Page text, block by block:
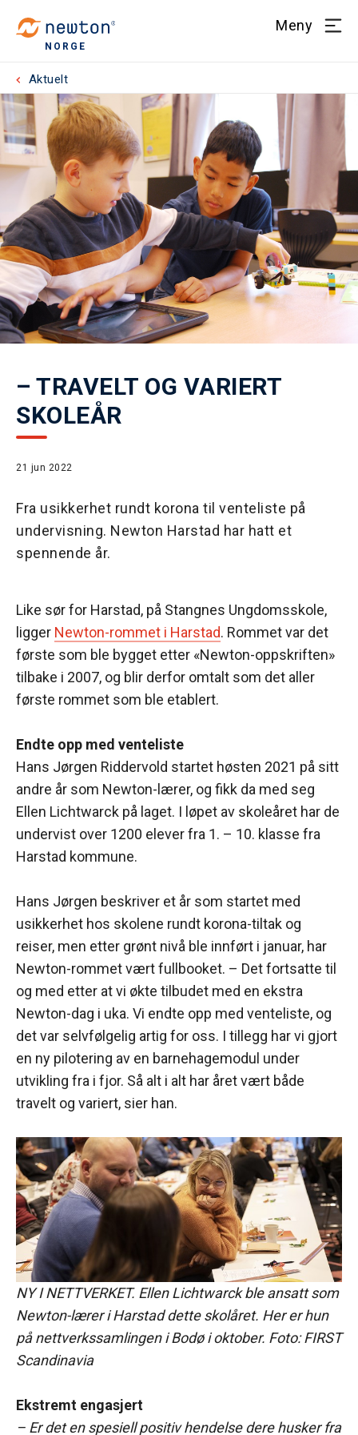
NORGE
Meny
Aktuelt
– TRAVELT OG VARIERT
SKOLEÅR
21 jun 2022
Fra usikkerhet rundt korona til venteliste på
undervisning. Newton Harstad har hatt et
spennende år.
Like sør for Harstad, på Stangnes Ungdomsskole,
ligger Newton-rommet i Harstad. Rommet var det
første som ble bygget etter «Newton-oppskriften»
tilbake i 2007, og blir derfor omtalt som det aller
første rommet som ble etablert.
Endte opp med venteliste
Hans Jørgen Riddervold startet høsten 2021 på sitt
andre år som Newton-lærer, og fikk da med seg
Ellen Lichtwarck på laget. I løpet av skoleåret har de
undervist over 1200 elever fra 1. – 10. klasse fra
Harstad kommune.
Hans Jørgen beskriver et år som startet med
usikkerhet hos skolene rundt korona-tiltak og
reiser, men etter grønt nivå ble innført i januar, har
Newton-rommet vært fullbooket. – Det fortsatte til
og med etter at vi økte tilbudet med en ekstra
Newton-dag i uka. Vi endte opp med venteliste, og
det var selvfølgelig artig for oss. I tillegg har vi gjort
en ny pilotering av en barnehagemodul under
utvikling fra i fjor. Så alt i alt har året vært både
travelt og variert, sier han.
NY I NETTVERKET. Ellen Lichtwarck ble ansatt som
Newton-lærer i Harstad dette skolåret. Her er hun
på nettverkssamlingen i Bodø i oktober. Foto: FIRST
Scandinavia
Ekstremt engasjert
– Er det en spesiell positiv hendelse dere husker fra